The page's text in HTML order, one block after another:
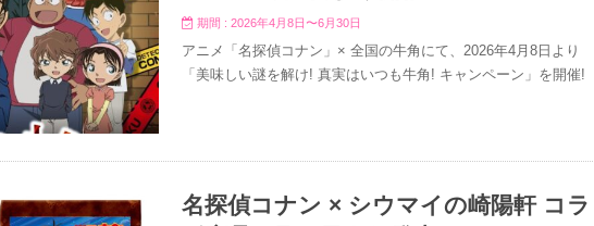
期間 : 2026年4月8日〜6月30日
アニメ「名探偵コナン」× 全国の牛角にて、2026年4月8日より
「美味しい謎を解け! 真実はいつも牛角! キャンペーン」を開催!
名探偵コナン × シウマイの崎陽軒 コラ